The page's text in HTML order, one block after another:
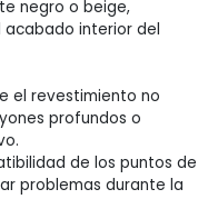
negro o beige,
interior del
el revestimiento no
profundos o
de los puntos de
problemas durante la